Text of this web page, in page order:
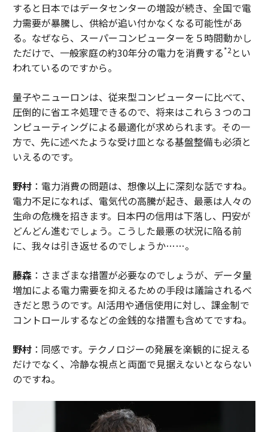
すると日本ではデータセンターの増設が続き、全国で電
力需要が暴騰し、供給が追い付かなくなる可能性があ
る。なぜなら、スーパーコンピューターを５時間動かし
ただけで、一般家庭の約30年分の電力を消費する*2とい
われているのですから。
量子やニューロンは、従来型コンピューターに比べて、
圧倒的に省エネ処理できるので、将来はこれら３つのコ
ンピューティングによる最適化が求められます。その一
方で、先に述べたような受け皿となる基盤整備も必須と
いえるのです。
野村：電力消費の問題は、想像以上に深刻な話ですね。
電力不足になれば、電気代の高騰が起き、最悪は人々の
生命の危機を招きます。日本円の信用は下落し、円安が
どんどん進むでしょう。こうした最悪の状況に陥る前
に、我々は引き返せるのでしょうか……。
藤森：さまざまな措置が必要なのでしょうが、データ量
増加による電力需要を抑えるための手段は議論されるべ
きだと思うのです。AI活用や通信使用に対し、課金制で
コントロールするなどの金銭的な措置も含めてですね。
野村：同感です。テクノロジーの発展を楽観的に捉える
だけでなく、冷静な視点と両面で見据えないとならない
のですね。